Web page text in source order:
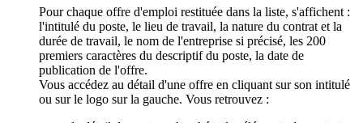
Pour chaque offre d'emploi restituée dans la liste, s'affichent :
l'intitulé du poste, le lieu de travail, la nature du contrat et la
durée de travail, le nom de l'entreprise si précisé, les 200
premiers caractères du descriptif du poste, la date de
publication de l'offre.
Vous accédez au détail d'une offre en cliquant sur son intitulé
ou sur le logo sur la gauche. Vous retrouvez :